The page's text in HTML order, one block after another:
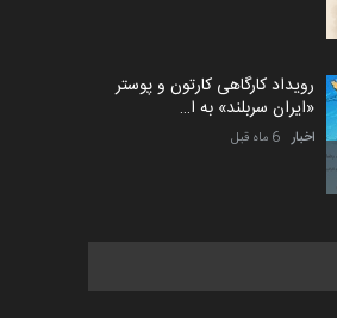
رویداد کارگاهی کارتون و پوستر
«ایران سربلند» به ا…
اخبار 6 ماه قبل
فراخوان رویداد کارگاهی کارتون و
اخبار 6 ماه قبل